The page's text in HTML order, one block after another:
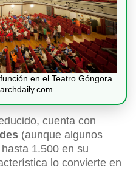
en el Teatro Góngora
cuenta con
(aunque algunos
1.500 en su
lo convierte en